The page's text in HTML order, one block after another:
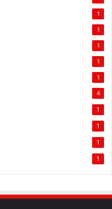
1
1
1
1
1
4
1
1
1
1